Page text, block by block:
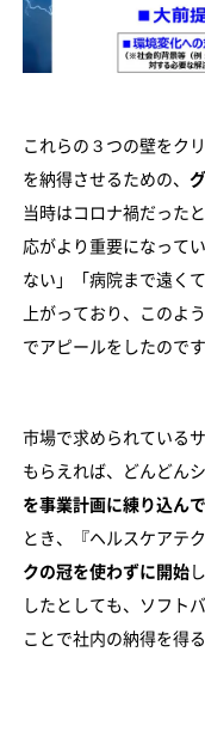
これらの３つの壁をク
を納得させるための、
当時はコロナ禍だった
応がより重要になって
ない」「病院まで遠く
上がっており、このよ
でアピールをしたのです
市場で求められている
もらえれば、どんどん
を事業計画に練り込ん
とき、『ヘルスケアテ
クの冠を使わずに開始
したとしても、ソフト
ことで社内の納得を得